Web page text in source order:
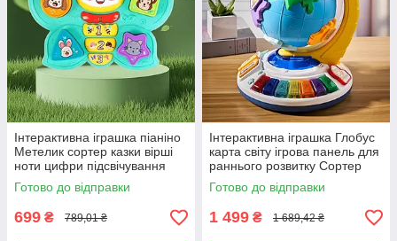
Інтерактивна іграшка піаніно
Метелик сортер казки вірші
ноти цифри підсвічування
озвучування українською
мовою
Готово до відправки
699 ₴ 789,01 ₴
Інтерактивна іграшка Глобус
карта світу ігрова панель для
раннього розвитку Сортер
цифри ноти мелодії світло
Готово до відправки
1 499 ₴ 1 689,42 ₴